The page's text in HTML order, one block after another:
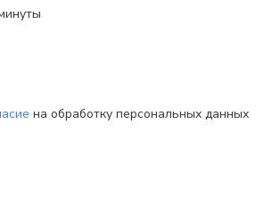
на обработку персональных данных